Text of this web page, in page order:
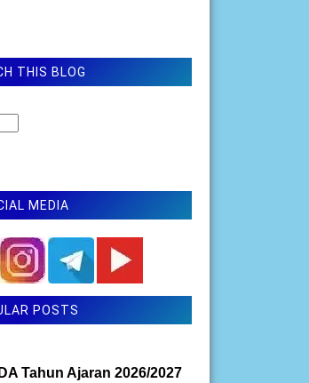
THIS BLOG
MEDIA
POSTS
Tahun Ajaran 2026/2027